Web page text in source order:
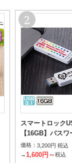
スマートロック
【16GB】パス
価格： 3,200円 税込
→ 1,600円～税込